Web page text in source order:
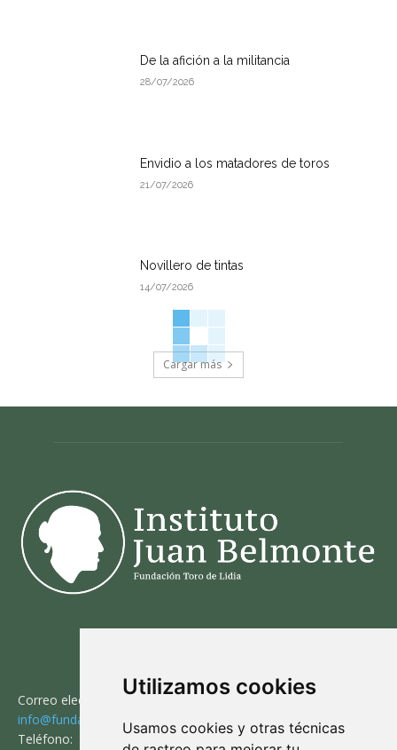
Utilizamos cookies
Usamos cookies y otras técnicas
De la afición a la militancia
28/07/2026
Envidio a los matadores de toros
21/07/2026
Novillero de tintas
14/07/2026
Cargar más
Correo electrónico:
info@fundaciontorodelidia.org
Teléfono: